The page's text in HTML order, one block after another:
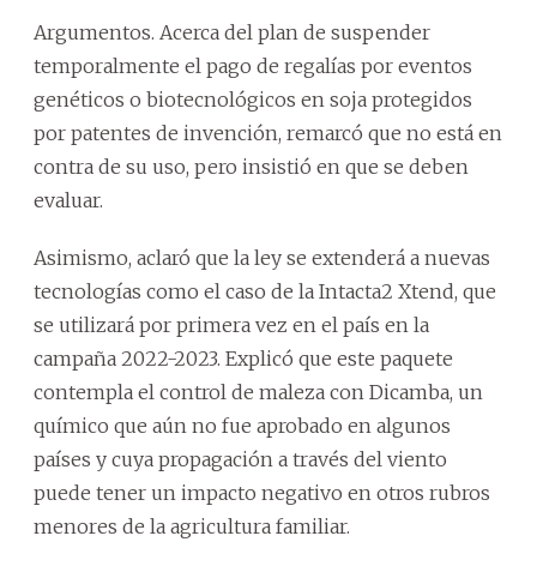
Argumentos. Acerca del plan de suspender
temporalmente el pago de regalías por eventos
genéticos o biotecnológicos en soja protegidos
por patentes de invención, remarcó que no está en
contra de su uso, pero insistió en que se deben
evaluar.
Asimismo, aclaró que la ley se extenderá a nuevas
tecnologías como el caso de la Intacta2 Xtend, que
se utilizará por primera vez en el país en la
campaña 2022-2023. Explicó que este paquete
contempla el control de maleza con Dicamba, un
químico que aún no fue aprobado en algunos
países y cuya propagación a través del viento
puede tener un impacto negativo en otros rubros
menores de la agricultura familiar.